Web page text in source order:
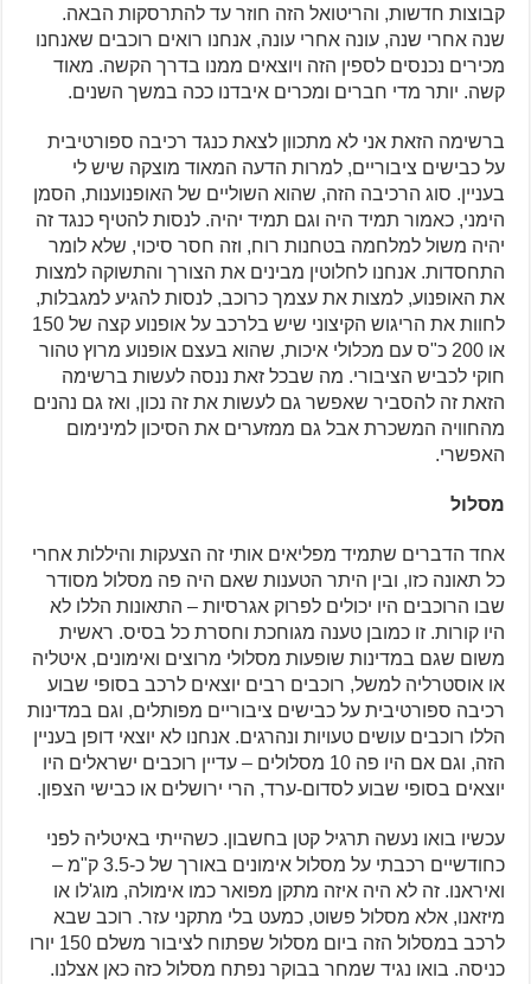
קבוצות חדשות, והריטואל הזה חוזר עד להתרסקות הבאה.
שנה אחרי שנה, עונה אחרי עונה, אנחנו רואים רוכבים שאנחנו
מכירים נכנסים לספין הזה ויוצאים ממנו בדרך הקשה. מאוד
קשה. יותר מדי חברים ומכרים איבדנו ככה במשך השנים.
ברשימה הזאת אני לא מתכוון לצאת כנגד רכיבה ספורטיבית
על כבישים ציבוריים, למרות הדעה המאוד מוצקה שיש לי
בעניין. סוג הרכיבה הזה, שהוא השוליים של האופנוענות, הסמן
הימני, כאמור תמיד היה וגם תמיד יהיה. לנסות להטיף כנגד זה
יהיה משול למלחמה בטחנות רוח, וזה חסר סיכוי, שלא לומר
התחסדות. אנחנו לחלוטין מבינים את הצורך והתשוקה למצות
את האופנוע, למצות את עצמך כרוכב, לנסות להגיע למגבלות,
לחוות את הריגוש הקיצוני שיש בלרכב על אופנוע קצה של 150
או 200 כ"ס עם מכלולי איכות, שהוא בעצם אופנוע מרוץ טהור
חוקי לכביש הציבורי. מה שבכל זאת ננסה לעשות ברשימה
הזאת זה להסביר שאפשר גם לעשות את זה נכון, ואז גם נהנים
מהחוויה המשכרת אבל גם ממזערים את הסיכון למינימום
האפשרי.
מסלול
אחד הדברים שתמיד מפליאים אותי זה הצעקות והיללות אחרי
כל תאונה כזו, ובין היתר הטענות שאם היה פה מסלול מסודר
שבו הרוכבים היו יכולים לפרוק אגרסיות – התאונות הללו לא
היו קורות. זו כמובן טענה מגוחכת וחסרת כל בסיס. ראשית
משום שגם במדינות שופעות מסלולי מרוצים ואימונים, איטליה
או אוסטרליה למשל, רוכבים רבים יוצאים לרכב בסופי שבוע
רכיבה ספורטיבית על כבישים ציבוריים מפותלים, וגם במדינות
הללו רוכבים עושים טעויות ונהרגים. אנחנו לא יוצאי דופן בעניין
הזה, וגם אם היו פה 10 מסלולים – עדיין רוכבים ישראלים היו
יוצאים בסופי שבוע לסדום-ערד, הרי ירושלים או כבישי הצפון.
עכשיו בואו נעשה תרגיל קטן בחשבון. כשהייתי באיטליה לפני
כחודשיים רכבתי על מסלול אימונים באורך של כ-3.5 ק"מ –
ואיראנו. זה לא היה איזה מתקן מפואר כמו אימולה, מוג'לו או
מיזאנו, אלא מסלול פשוט, כמעט בלי מתקני עזר. רוכב שבא
לרכב במסלול הזה ביום מסלול שפתוח לציבור משלם 150 יורו
כניסה. בואו נגיד שמחר בבוקר נפתח מסלול כזה כאן אצלנו.